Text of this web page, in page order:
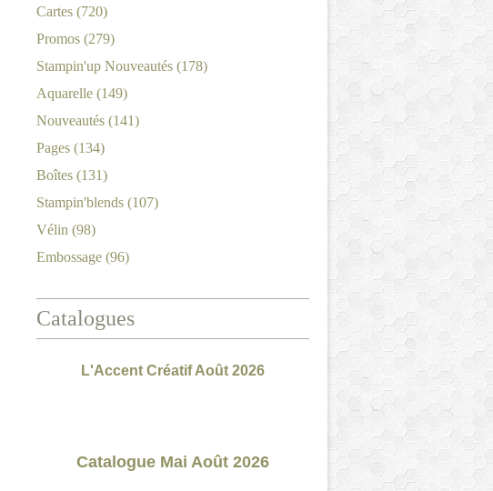
Cartes (720)
Promos (279)
Stampin'up Nouveautés (178)
Aquarelle (149)
Nouveautés (141)
Pages (134)
Boîtes (131)
Stampin'blends (107)
Vélin (98)
Embossage (96)
Catalogues
L'Accent Créatif Août 2026
Catalogue Mai Août 2026